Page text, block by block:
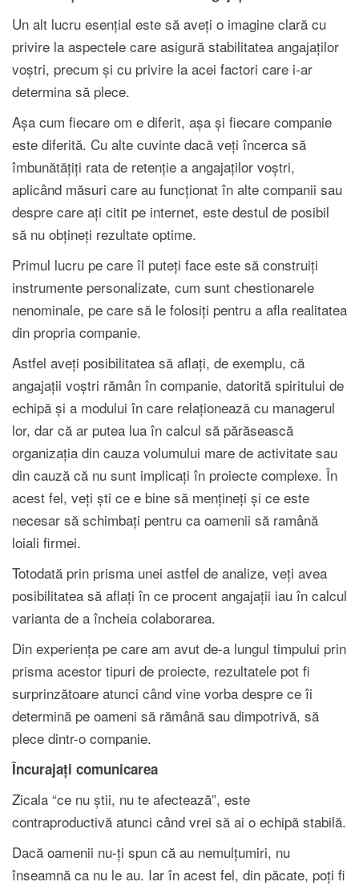
Un alt lucru esențial este să aveți o imagine clară cu
privire la aspectele care asigură stabilitatea angajaților
voștri, precum și cu privire la acei factori care i-ar
determina să plece.
Așa cum fiecare om e diferit, așa și fiecare companie
este diferită. Cu alte cuvinte dacă veți încerca să
îmbunătățiți rata de retenție a angajaților voștri,
aplicând măsuri care au funcționat în alte companii sau
despre care ați citit pe internet, este destul de posibil
să nu obțineți rezultate optime.
Primul lucru pe care îl puteți face este să construiți
instrumente personalizate, cum sunt chestionarele
nenominale, pe care să le folosiți pentru a afla realitatea
din propria companie.
Astfel aveți posibilitatea să aflați, de exemplu, că
angajații voștri rămân în companie, datorită spiritului de
echipă și a modului în care relaționează cu managerul
lor, dar că ar putea lua în calcul să părăsească
organizația din cauza volumului mare de activitate sau
din cauză că nu sunt implicați în proiecte complexe. În
acest fel, veți ști ce e bine să mențineți și ce este
necesar să schimbați pentru ca oamenii să ramână
loiali firmei.
Totodată prin prisma unei astfel de analize, veți avea
posibilitatea să aflați în ce procent angajații iau în calcul
varianta de a încheia colaborarea.
Din experiența pe care am avut de-a lungul timpului prin
prisma acestor tipuri de proiecte, rezultatele pot fi
surprinzătoare atunci când vine vorba despre ce îi
determină pe oameni să rămână sau dimpotrivă, să
plece dintr-o companie.
Încurajați comunicarea
Zicala “ce nu știi, nu te afectează”, este
contraproductivă atunci când vrei să ai o echipă stabilă.
Dacă oamenii nu-ți spun că au nemulțumiri, nu
înseamnă ca nu le au. Iar în acest fel, din păcate, poți fi